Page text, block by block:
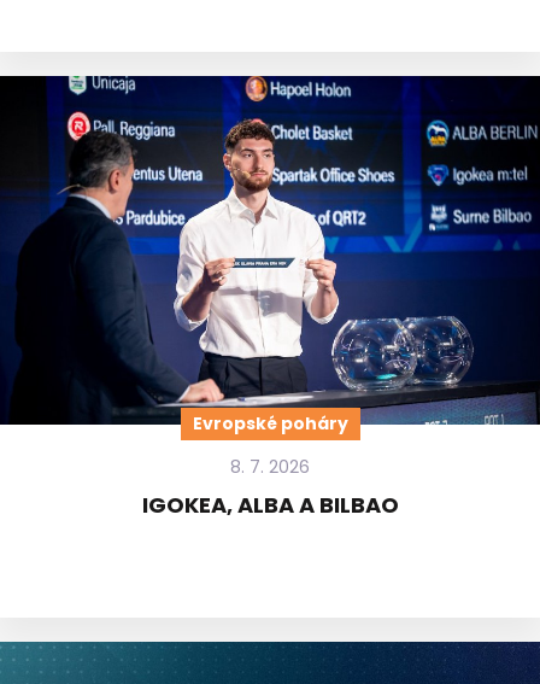
Evropské poháry
8. 7. 2026
IGOKEA, ALBA A BILBAO